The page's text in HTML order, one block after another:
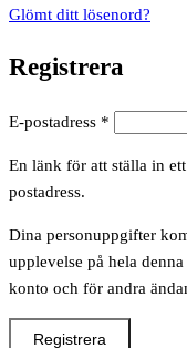
Glömt ditt lösenord?
Registrera
E-postadress *
En länk för att ställa in
postadress.
Dina personuppgifter
upplevelse på hela
konto och för andra
Registrera